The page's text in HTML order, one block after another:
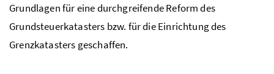
Grundlagen für eine durchgreifende Reform des
Grundsteuerkatasters bzw. für die Einrichtung des
Grenzkatasters geschaffen.